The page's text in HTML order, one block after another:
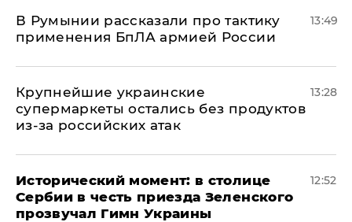
В Румынии рассказали про тактику
применения БпЛА армией России
13:49
Крупнейшие украинские
супермаркеты остались без продуктов
из-за российских атак
13:28
Исторический момент: в столице
Сербии в честь приезда Зеленского
прозвучал Гимн Украины
12:52